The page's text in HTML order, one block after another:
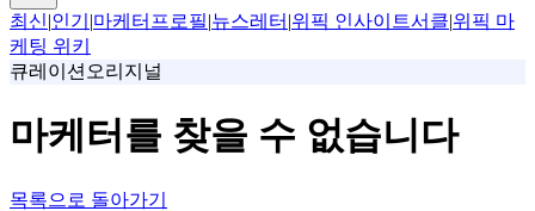
최신|인기 |마케터프로필|뉴스레터 |위픽 인사이트서클|위픽 마
케팅 위키
큐레이션 오리지널
마케터를 찾을 수 없습니다
목록으로 돌아가기